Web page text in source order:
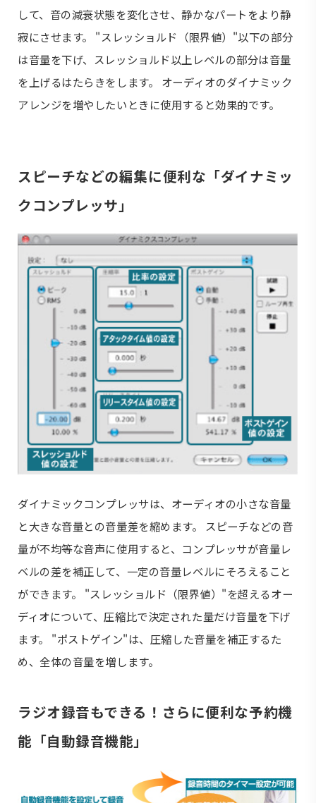
して、音の減衰状態を変化させ、静かなパートをより静
寂にさせます。 "スレッショルド（限界値）"以下の部分
は音量を下げ、スレッショルド以上レベルの部分は音量
を上げるはたらきをします。 オーディオのダイナミック
アレンジを増やしたいときに使用すると効果的です。
スピーチなどの編集に便利な「ダイナミッ
クコンプレッサ」
ダイナミックコンプレッサは、オーディオの小さな音量
と大きな音量との音量差を縮めます。 スピーチなどの音
量が不均等な音声に使用すると、コンプレッサが音量レ
ベルの差を補正して、一定の音量レベルにそろえること
ができます。 "スレッショルド（限界値）"を超えるオー
ディオについて、圧縮比で決定された量だけ音量を下げ
ます。 "ポストゲイン"は、圧縮した音量を補正するた
め、全体の音量を増します。
ラジオ録音もできる！さらに便利な予約機
能「自動録音機能」